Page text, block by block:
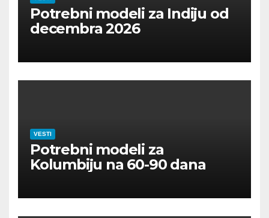
Potrebni modeli za Indiju od
decembra 2026
VESTI
Potrebni modeli za
Kolumbiju na 60-90 dana